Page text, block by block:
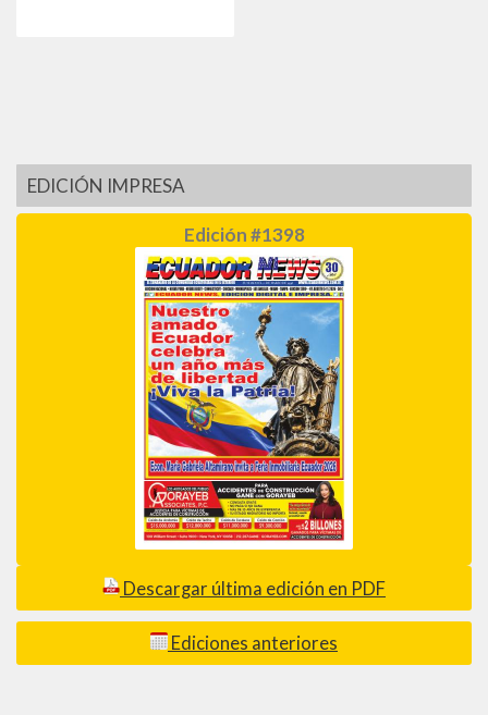
EDICIÓN IMPRESA
Edición #1398
Descargar última edición en PDF
Ediciones anteriores